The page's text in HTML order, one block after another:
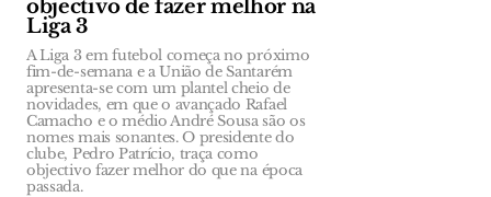
objectivo de fazer melhor na
Liga 3
A Liga 3 em futebol começa no próximo
fim-de-semana e a União de Santarém
apresenta-se com um plantel cheio de
novidades, em que o avançado Rafael
Camacho e o médio André Sousa são os
nomes mais sonantes. O presidente do
clube, Pedro Patrício, traça como
objectivo fazer melhor do que na época
passada.